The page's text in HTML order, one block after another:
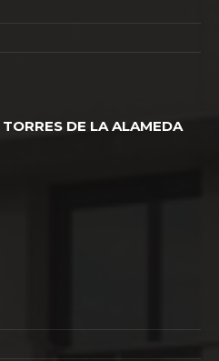
DE LA ALAMEDA